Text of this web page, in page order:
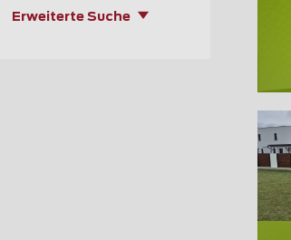
Erweiterte Suche